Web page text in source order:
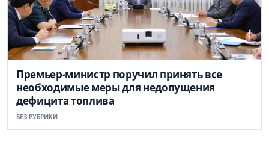
Премьер-министр поручил принять все
необходимые меры для недопущения
дефицита топлива
БЕЗ РУБРИКИ